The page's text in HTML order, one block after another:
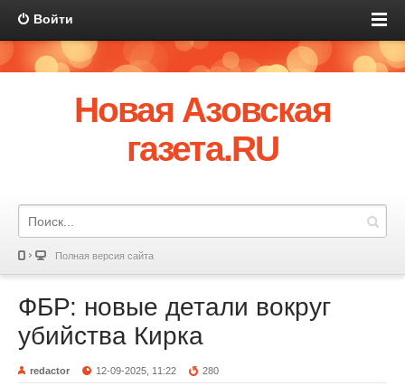
Войти
Новая Азовская
газета.RU
Полная версия сайта
ФБР: новые детали вокруг
убийства Кирка
redactor 12-09-2025, 11:22 280